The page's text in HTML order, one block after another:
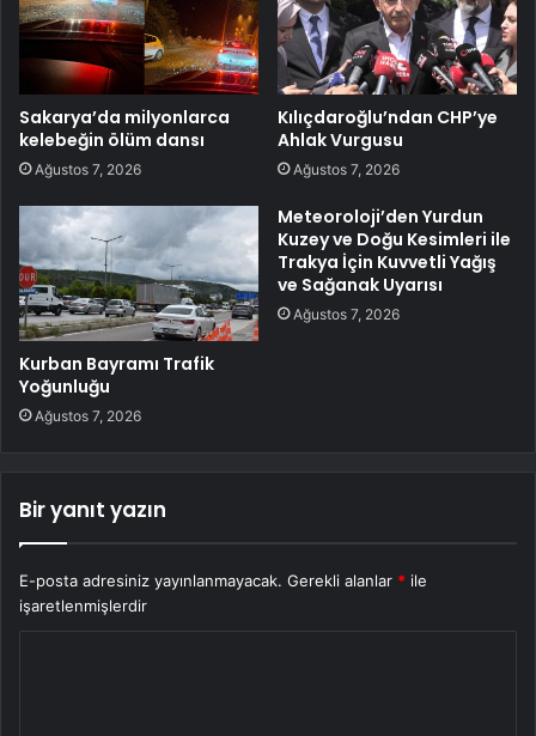
Sakarya’da milyonlarca
kelebeğin ölüm dansı
Ağustos 7, 2026
Kılıçdaroğlu’ndan CHP’ye
Ahlak Vurgusu
Ağustos 7, 2026
Kurban Bayramı Trafik
Yoğunluğu
Ağustos 7, 2026
Meteoroloji’den Yurdun
Kuzey ve Doğu Kesimleri ile
Trakya İçin Kuvvetli Yağış
ve Sağanak Uyarısı
Ağustos 7, 2026
Bir yanıt yazın
E-posta adresiniz yayınlanmayacak. Gerekli alanlar * ile
işaretlenmişlerdir